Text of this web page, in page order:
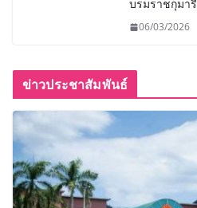
บรมราชกุมารี
06/03/2026
ข่าวประชาสัมพันธ์